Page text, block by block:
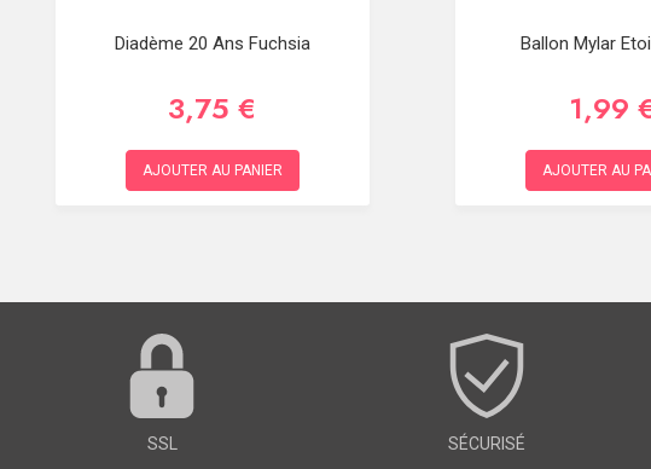
Diadème 20 Ans Fuchsia
3,75 €
AJOUTER AU PANIER
Ballon Mylar
1,99
AJOUTER AU
SSL SÉCURISÉ